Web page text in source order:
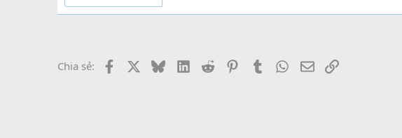
Chia sẻ: Facebook BlueskyLinkedIn
Reddit PinterestTumblr WhatsApp
EmailLink